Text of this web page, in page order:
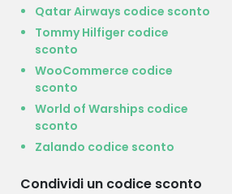
Qatar Airways codice sconto
Tommy Hilfiger codice
sconto
WooCommerce codice
sconto
World of Warships codice
sconto
Zalando codice sconto
Condividi un codice sconto